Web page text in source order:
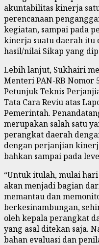
akuntabilitas kinerja
perencanaan
kegiatan, sampai pada
kinerja suatu daerah
hasil/nilai Sikap yang
Lebih lanjut, Sukhairi
Menteri PAN-RB Nomor
Petunjuk Teknis
Tata Cara Reviu atas
Pemerintah.
merupakan salah satu
perangkat daerah
dengan perjanjian
bahkan sampai pada
“Untuk itulah, mulai
akan menjadi bagian
memantau dan
berkesinambungan,
oleh kepala perangkat
yang asal ditekan saja.
bahan evaluasi dan